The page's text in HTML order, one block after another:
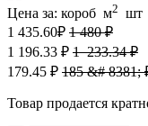
Цена за: короб м2 шт
1 435.60₽ 1 480 ₽
1 196.33 ₽ 1 233.34 ₽
179.45 ₽ 185 &# 8381;
Товар продается